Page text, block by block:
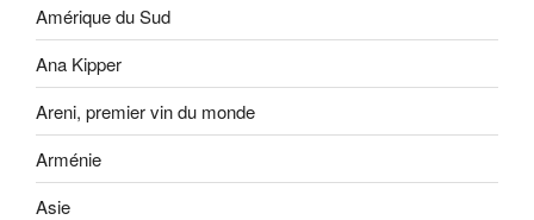
Amérique du Sud
Ana Kipper
Areni, premier vin du monde
Arménie
Asie